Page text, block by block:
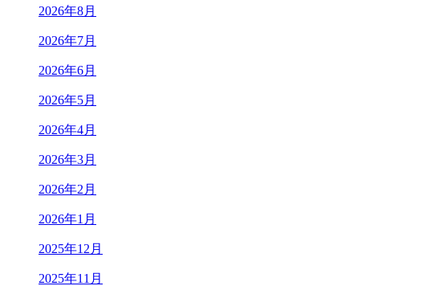
2026年8月
2026年7月
2026年6月
2026年5月
2026年4月
2026年3月
2026年2月
2026年1月
2025年12月
2025年11月